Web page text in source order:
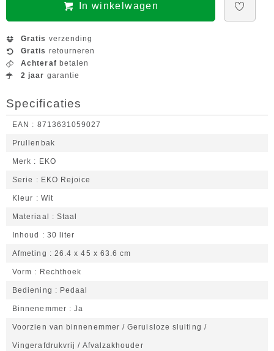
In winkelwagen
Gratis verzending
Gratis retourneren
Achteraf betalen
2 jaar garantie
Specificaties
EAN 8713631059027
Prullenbak
Merk EKO
Serie EKO Rejoice
Kleur Wit
Materiaal Staal
Inhoud 30 liter
Afmeting 26.4 x 45 x 63.6 cm
Vorm Rechthoek
Bediening Pedaal
Binnenemmer Ja
Voorzien van binnenemmer / Geruisloze sluiting /
Vingerafdrukvrij / Afvalzakhouder